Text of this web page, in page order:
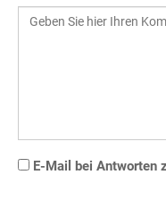
E-Mail bei Antworten